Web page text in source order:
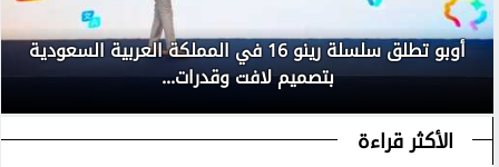
أوبو تطلق سلسلة رينو 16 في المملكة العربية السعودية
بتصميم لافت وقدرات...
الأكثر قراءة